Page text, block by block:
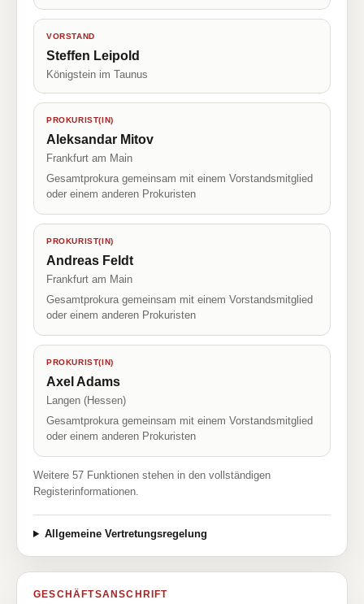
VORSTAND
Steffen Leipold
Königstein im Taunus
PROKURIST(IN)
Aleksandar Mitov
Frankfurt am Main
Gesamtprokura gemeinsam mit einem Vorstandsmitglied
oder einem anderen Prokuristen
PROKURIST(IN)
Andreas Feldt
Frankfurt am Main
Gesamtprokura gemeinsam mit einem Vorstandsmitglied
oder einem anderen Prokuristen
PROKURIST(IN)
Axel Adams
Langen (Hessen)
Gesamtprokura gemeinsam mit einem Vorstandsmitglied
oder einem anderen Prokuristen
Weitere 57 Funktionen stehen in den vollständigen
Registerinformationen.
Allgemeine Vertretungsregelung
GESCHÄFTSANSCHRIFT